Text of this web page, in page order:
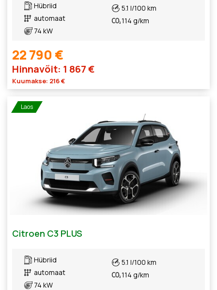
Hübriid
automaat
74 kW
5.1 l/100 km
114 g/km
22 790 €
Hinnavõit: 1 867 €
Kuumakse: 216 €
Laos
Citroen C3 PLUS
Hübriid
automaat
74 kW
5.1 l/100 km
114 g/km